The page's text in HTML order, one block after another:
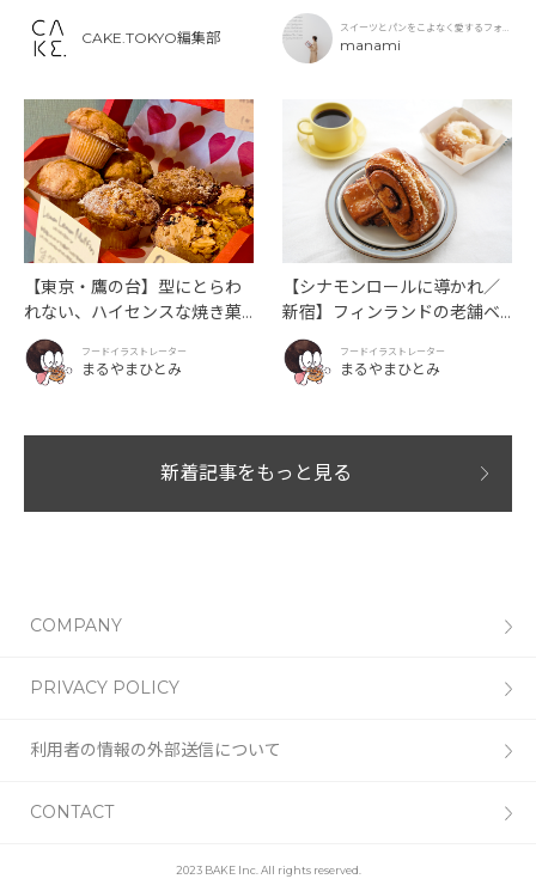
CAKE.TOKYO編集部
9 OCHANOMIZU」の抹茶ア
フタヌーンティーと新作クリ
ームソーダ
スイーツとパンをこよなく愛するフォト
グラファー
manami
【東京・鷹の台】型にとらわ
れない、ハイセンスな焼き菓
子「SUN3C（サンサンク）」
フードイラストレーター
まるやまひとみ
【シナモンロールに導かれ／
新宿】フィンランドの老舗ベ
ーカリーカフェが日本上陸！
「Ekberg（エクベリ）」
フードイラストレーター
まるやまひとみ
新着記事をもっと見る
COMPANY
PRIVACY POLICY
利用者の情報の外部送信について
CONTACT
2023 BAKE Inc. All rights reserved.